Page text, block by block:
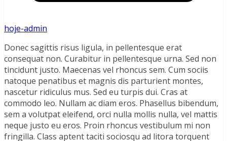
hoje-admin
Donec sagittis risus ligula, in pellentesque erat
consequat non. Curabitur in pellentesque urna. Sed non
tincidunt justo. Maecenas vel rhoncus sem. Cum sociis
natoque penatibus et magnis dis parturient montes,
nascetur ridiculus mus. Sed eu turpis dui. Cras at
commodo leo. Nullam ac diam eros. Phasellus bibendum,
sem a volutpat eleifend, orci nulla mollis nulla, vel mattis
neque justo eu eros. Proin rhoncus vestibulum mi non
fringilla. Class aptent taciti sociosqu ad litora torquent